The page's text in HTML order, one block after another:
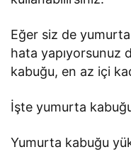
Eğer siz de yumurta
hata yapıyorsunuz
kabuğu, en az içi
İşte yumurta
Yumurta kabuğu